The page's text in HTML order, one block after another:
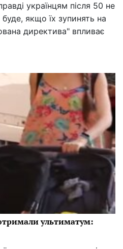
українцям після 50 не
якщо їх зупинять на
директива" впливає
ультиматум: